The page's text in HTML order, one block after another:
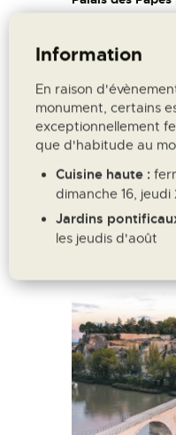
juillet 2026
MER
1
Information
En raison
monument, certains
exceptionnellement
que d'habitude au
Cuisine haute :
dimanche 16,
Jardins
les jeudis d'août